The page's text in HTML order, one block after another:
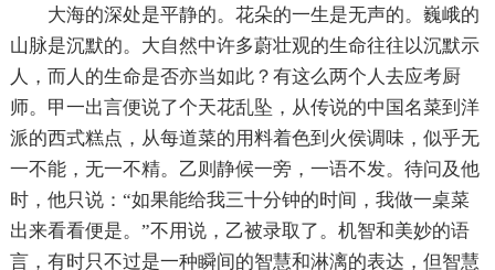
大海的深处是平静的。花朵的一生是无声的。巍峨的
山脉是沉默的。大自然中许多蔚壮观的生命往往以沉默示
人，而人的生命是否亦当如此？有这么两个人去应考厨
师。甲一出言便说了个天花乱坠，从传说的中国名菜到洋
派的西式糕点，从每道菜的用料着色到火侯调味，似乎无
一不能，无一不精。乙则静候一旁，一语不发。待问及他
时，他只说：“如果能给我三十分钟的时间，我做一桌菜
出来看看便是。”不用说，乙被录取了。机智和美妙的语
言，有时只不过是一种瞬间的智慧和淋漓的表达，但智慧